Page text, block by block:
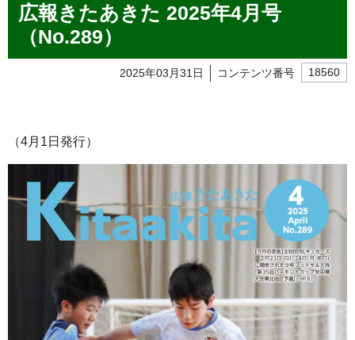
広報きたあきた 2025年4月号
（No.289）
2025年03月31日 コンテンツ番号 18560
（4月1日発行）